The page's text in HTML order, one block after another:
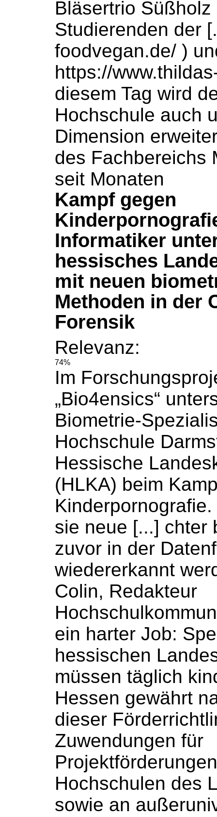
Bläsertrio Süßholz
Studierenden der
foodvegan.de/ )
https://
diesem Tag wird
Hochschule auch
Dimension
des Fachbereichs
seit Monaten
Kampf gegen
Informatiker
hessisches
mit neuen
Methoden in der
Forensik
Relevanz:
74%
Im
„Bio4ensics“
Biometrie-
Hochschule
Hessische
(HLKA) beim
sie neue [...] chter
zuvor in der
wiedererkannt
Colin, Redakteur
ein harter Job:
hessischen
müssen täglich
Hessen gewährt
dieser
Zuwendungen für
Hochschulen des
sowie an